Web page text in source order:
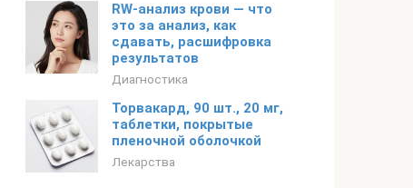
RW-анализ крови — что
это за анализ, как
сдавать, расшифровка
результатов
Диагностика
Торвакард, 90 шт., 20 мг,
таблетки, покрытые
пленочной оболочкой
Лекарства